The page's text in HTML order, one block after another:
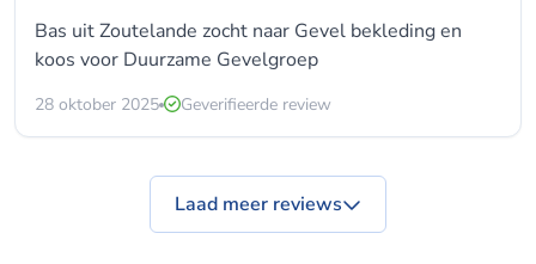
Bas uit Zoutelande zocht naar Gevel bekledingen
koos voor Duurzame Gevelgroep
28 oktober 2025 Geverifieerde review
Laad meer reviews